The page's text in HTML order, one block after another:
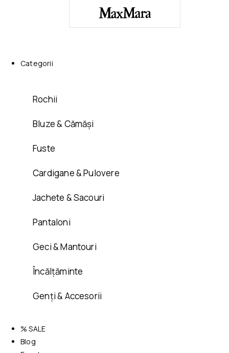
Categorii
Rochii
Bluze & Cămăși
Fuste
Cardigane & Pulovere
Jachete & Sacouri
Pantaloni
Geci & Mantouri
Încălțăminte
Genți & Accesorii
% SALE
Blog